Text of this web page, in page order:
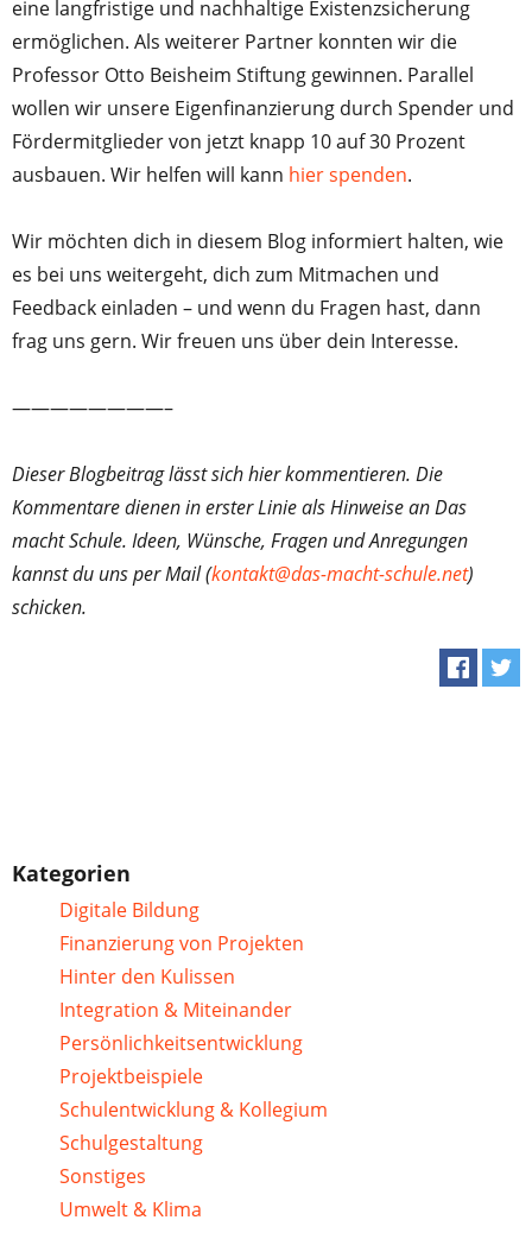
eine langfristige und nachhaltige Existenzsicherung
ermöglichen. Als weiterer Partner konnten wir die
Professor Otto Beisheim Stiftung gewinnen. Parallel
wollen wir unsere Eigenfinanzierung durch Spender und
Fördermitglieder von jetzt knapp 10 auf 30 Prozent
ausbauen. Wir helfen will kann hier spenden.
Wir möchten dich in diesem Blog informiert halten, wie
es bei uns weitergeht, dich zum Mitmachen und
Feedback einladen – und wenn du Fragen hast, dann
frag uns gern. Wir freuen uns über dein Interesse.
————————–
Dieser Blogbeitrag lässt sich hier kommentieren. Die
Kommentare dienen in erster Linie als Hinweise an Das
macht Schule. Ideen, Wünsche, Fragen und Anregungen
kannst du uns per Mail (kontakt@das-macht-schule.net)
schicken.
Kategorien
Digitale Bildung
Finanzierung von Projekten
Hinter den Kulissen
Integration & Miteinander
Persönlichkeitsentwicklung
Projektbeispiele
Schulentwicklung & Kollegium
Schulgestaltung
Sonstiges
Umwelt & Klima